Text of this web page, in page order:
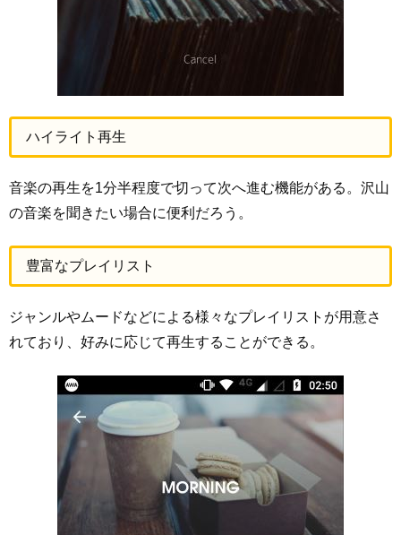
ハイライト再生
音楽の再生を1分半程度で切って次へ進む機能がある。沢山
の音楽を聞きたい場合に便利だろう。
豊富なプレイリスト
ジャンルやムードなどによる様々なプレイリストが用意さ
れており、好みに応じて再生することができる。